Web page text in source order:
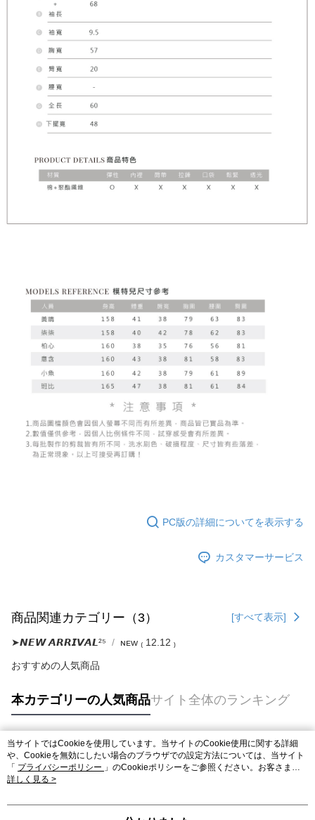
PC版の詳細についてを表示する
カスタマーサービス
商品関連カテゴリー（3） [すべて表示]
➤𝙉𝙀𝙒 𝘼𝙍𝙍𝙄𝙑𝘼𝙇²⁵ ɴᴇᴡ ₍ 12.12 ₎
おすすめの人気商品
本カテゴリーの人気商品サイト全体のランキング
人気タグ
当サイトではCookieを使用しています。当サイトのCookie使用に関する詳細
や、Cookieを無効にしたい場合のブラウザでの設定方法については、当サイト
「 プライバシーポリシー 」のCookieポリシーをご参照ください。お客さま
が、当サイトを引き続き使用される場合、当社がサイト利用規約のCookieポリ
詳しく見る >